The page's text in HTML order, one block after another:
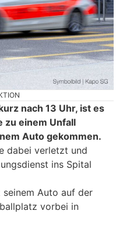
nach 13 Uhr, ist es
zu einem Unfall
Auto gekommen.
dabei verletzt und
ins Spital
Auto auf der
vorbei in